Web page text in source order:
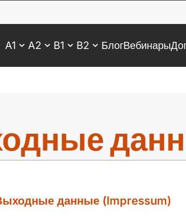
A1 A2 B1 B2 БлогВебинары
данные (Impressum)